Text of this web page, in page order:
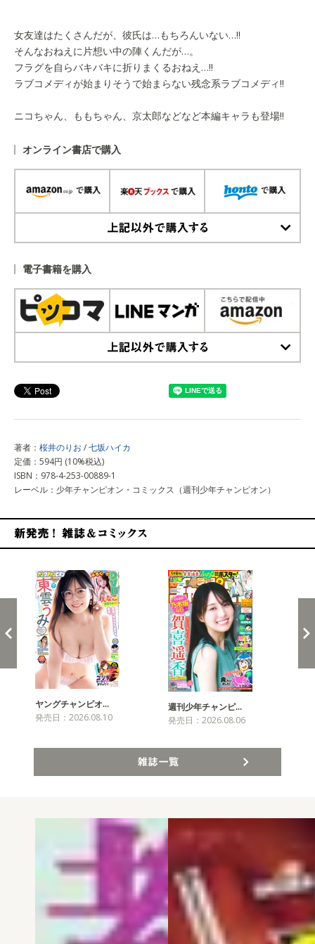
女友達はたくさんだが、彼氏は…もちろんいない…!!
そんなおねえに片想い中の陣くんだが…。
フラグを自らバキバキに折りまくるおねえ…!!
ラブコメディが始まりそうで始まらない残念系ラブコメディ!!
ニコちゃん、ももちゃん、京太郎などなど本編キャラも登場!!
オンライン書店で購入
電子書籍を購入
著者： 桜井のりお /七坂ハイカ
定価：594円 (10%税込)
ISBN：978-4-253-00889-1
レーベル：少年チャンピオン・コミックス（週刊少年チャンピオン）
ヤングチャンピオ…
発売日：2026.08.10
週刊少年チャンピ…
発売日：2026.08.06